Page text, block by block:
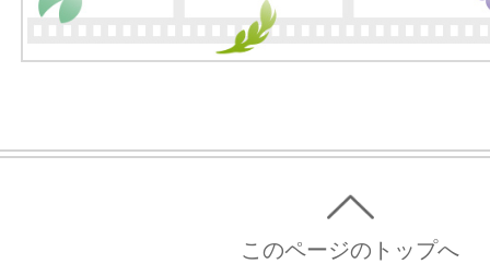
このページのトップへ